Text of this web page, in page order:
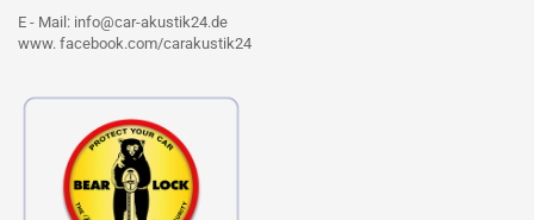
E - Mail: info@car-akustik24.de
www. facebook.com/carakustik24